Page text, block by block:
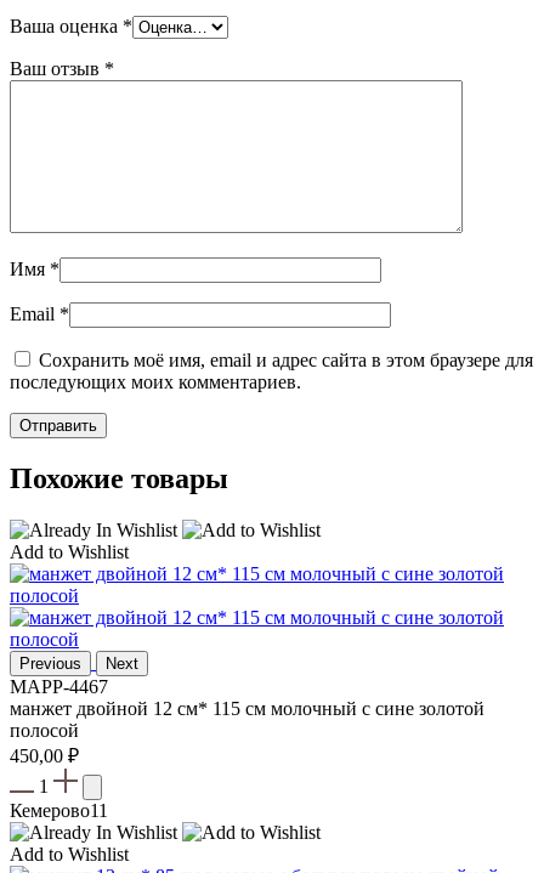
Ваша оценка *
Ваш отзыв *
Имя *
Email *
Сохранить моё имя, email и адрес сайта в этом браузере для
последующих моих комментариев.
Похожие товары
Add to Wishlist
Previous Next
MAPP-4467
манжет двойной 12 см* 115 см молочный с сине золотой
полосой
450,00 ₽
1
Кемерово11
Add to Wishlist